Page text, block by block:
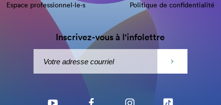
Espace professionnel·le⋅s
Politique de confidentialité
Inscrivez-vous à l'infolettre